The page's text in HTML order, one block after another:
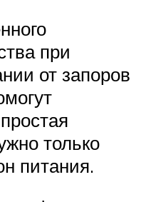
при
от запоров
только
питания.